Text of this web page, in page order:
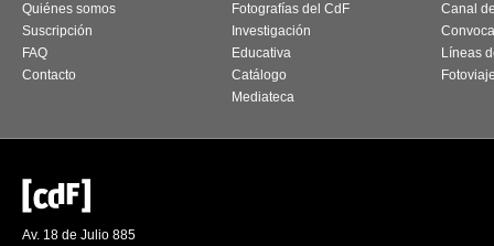
Quiénes somos
Suscripción
FAQ
Contacto
Fotografías del CdF
Investigación
Educativa
Catálogo
Mediateca
Canal
Líneas
Av. 18 de Julio 885